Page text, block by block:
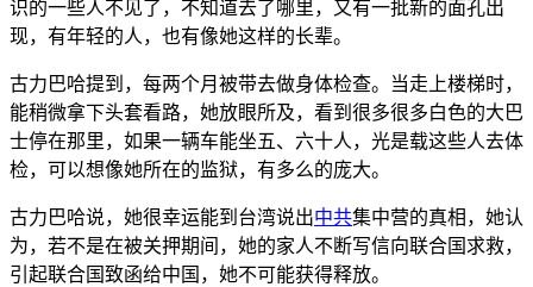
识的一些人不见了，不知道去了哪里，又有一批新的面孔出
现，有年轻的人，也有像她这样的长辈。
古力巴哈提到，每两个月被带去做身体检查。当走上楼梯时，
能稍微拿下头套看路，她放眼所及，看到很多很多白色的大巴
士停在那里，如果一辆车能坐五、六十人，光是载这些人去体
检，可以想像她所在的监狱，有多么的庞大。
古力巴哈说，她很幸运能到台湾说出中共集中营的真相，她认
为，若不是在被关押期间，她的家人不断写信向联合国求救，
引起联合国致函给中国，她不可能获得释放。